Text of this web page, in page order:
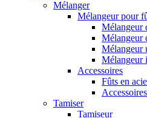
Mélanger
Mélangeur pour
Mélangeur
Mélangeur
Mélangeur
Mélangeur
Accessoires
Fûts en
Tamiser
Tamiseur